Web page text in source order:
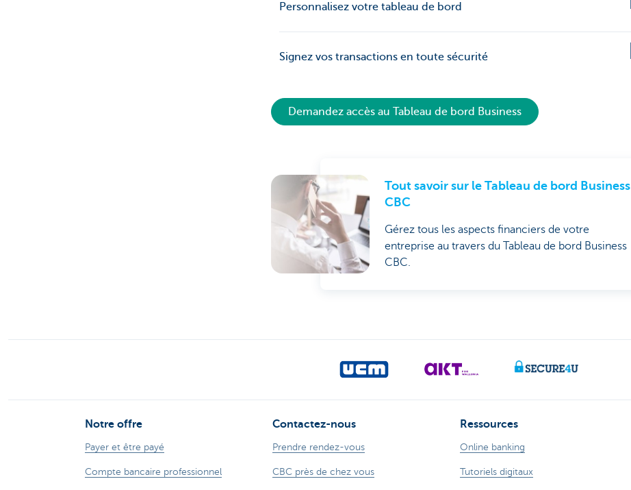
Personnalisez votre tableau de bord
Signez vos transactions en toute sécurité
Demandez accès au Tableau de bord Business
Tout savoir sur le Tableau de bord Business
CBC
Gérez tous les aspects financiers de votre
entreprise au travers du Tableau de bord Business
CBC.
Notre offre
Payer et être payé
Compte bancaire professionnel
Contactez-nous
Prendre rendez-vous
CBC près de chez vous
Ressources
Online banking
Tutoriels digitaux